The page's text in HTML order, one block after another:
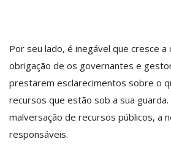
Por seu lado, é inegável que cresce a
obrigação de os governantes e
prestarem esclarecimentos sobre o
recursos que estão sob a sua
malversação de recursos públicos, a
responsáveis.